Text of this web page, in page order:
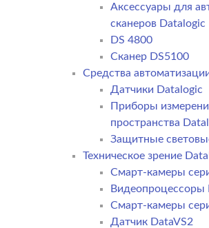
Аксессуары для
сканеров Datalogic
DS 4800
Сканер DS5100
Средства
Датчики Datalogic
Приборы
пространства
Защитные
Техническое зрение
Смарт-камеры
Видеопроцессоры
Смарт-камеры
Датчик DataVS2